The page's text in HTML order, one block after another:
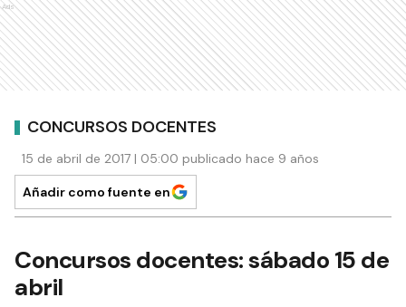
Ads
CONCURSOS DOCENTES
15 de abril de 2017 | 05:00 publicado hace 9 años
Añadir como fuente en
Concursos docentes: sábado 15 de
abril